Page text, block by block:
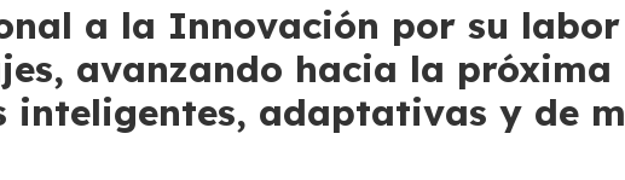
a la Innovación por su
avanzando hacia la próxima
inteligentes, adaptativas y de